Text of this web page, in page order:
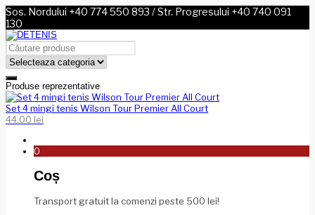
Sos. Nordului +40 774 550 893 / Str. Progresului +40 740 091
130
Produse reprezentative
Set 4 mingi tenis Wilson Tour Premier All Court
44.00 lei
0
Coș
Transport gratuit la comenzi peste 500 lei!